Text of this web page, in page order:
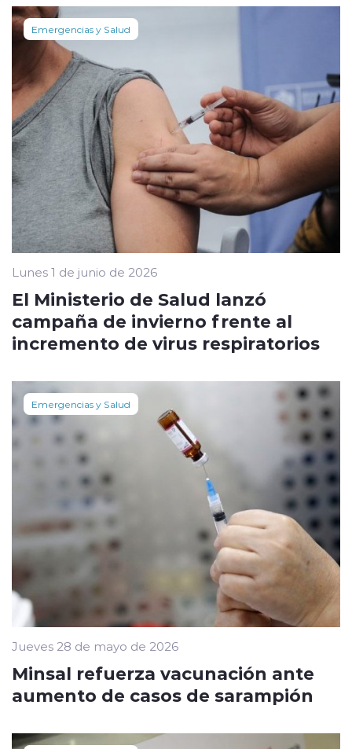
Emergencias y Salud
Lunes 1 de junio de 2026
El Ministerio de Salud lanzó
campaña de invierno frente al
incremento de virus respiratorios
Emergencias y Salud
Jueves 28 de mayo de 2026
Minsal refuerza vacunación ante
aumento de casos de sarampión